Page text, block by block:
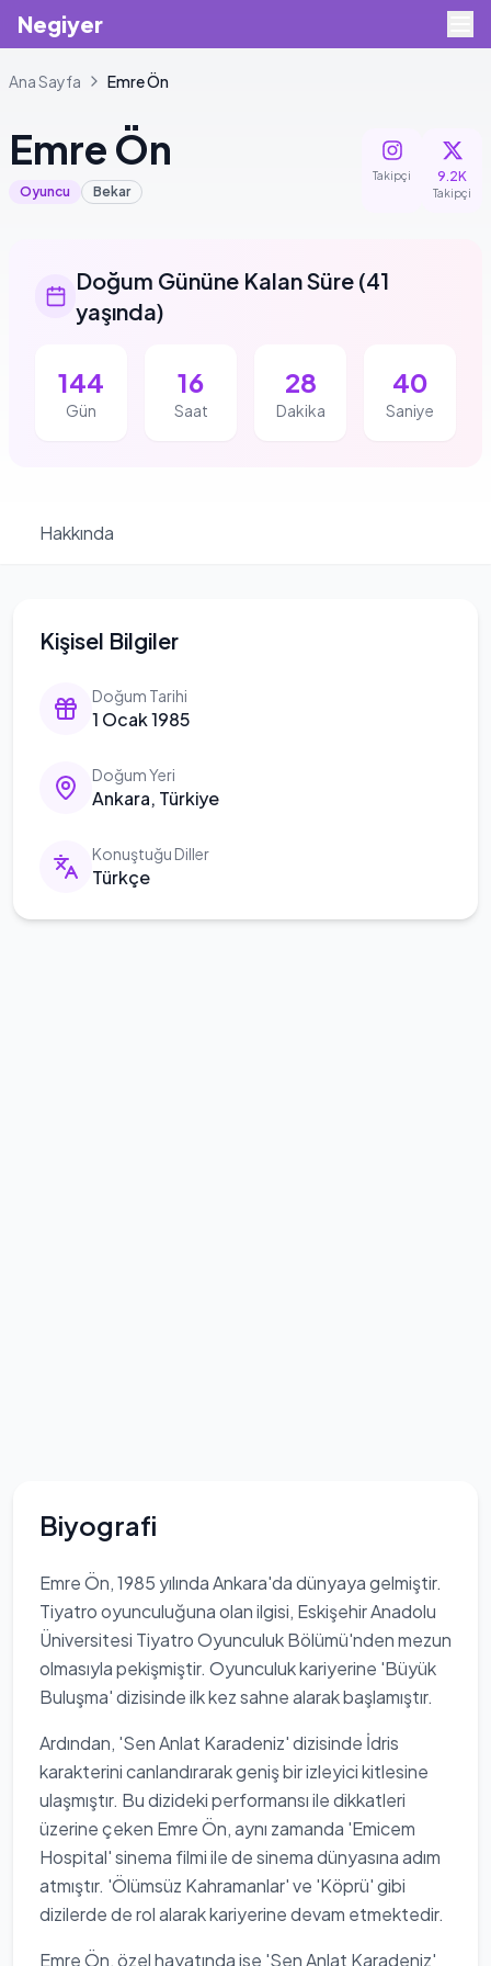
Negiyer
Ana Sayfa EmreÖn
Emre Ön
Oyuncu Bekar
Takipçi 9.2K
Takipçi
Doğum Gününe Kalan Süre (41
yaşında)
144
Gün
16
Saat
28
Dakika
40
Saniye
Hakkında
Kişisel Bilgiler
Doğum Tarihi
1 Ocak 1985
Doğum Yeri
Ankara, Türkiye
Konuştuğu Diller
Türkçe
Biyografi
Emre Ön, 1985 yılında Ankara'da dünyaya gelmiştir.
Tiyatro oyunculuğuna olan ilgisi, Eskişehir Anadolu
Üniversitesi Tiyatro Oyunculuk Bölümü'nden mezun
olmasıyla pekişmiştir. Oyunculuk kariyerine 'Büyük
Buluşma' dizisinde ilk kez sahne alarak başlamıştır.
Ardından, 'Sen Anlat Karadeniz' dizisinde İdris
karakterini canlandırarak geniş bir izleyici kitlesine
ulaşmıştır. Bu dizideki performansı ile dikkatleri
üzerine çeken Emre Ön, aynı zamanda 'Emicem
Hospital' sinema filmi ile de sinema dünyasına adım
atmıştır. 'Ölümsüz Kahramanlar' ve 'Köprü' gibi
dizilerde de rol alarak kariyerine devam etmektedir.
Emre Ön, özel hayatında ise 'Sen Anlat Karadeniz'